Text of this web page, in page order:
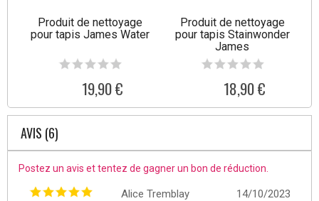
Produit de nettoyage
pour tapis James Water
19,90 €
Produit de nettoyage
pour tapis Stainwonder
James
18,90 €
AVIS (6)
Postez un avis et tentez de gagner un bon de réduction.
14/10/2023
Alice Tremblay